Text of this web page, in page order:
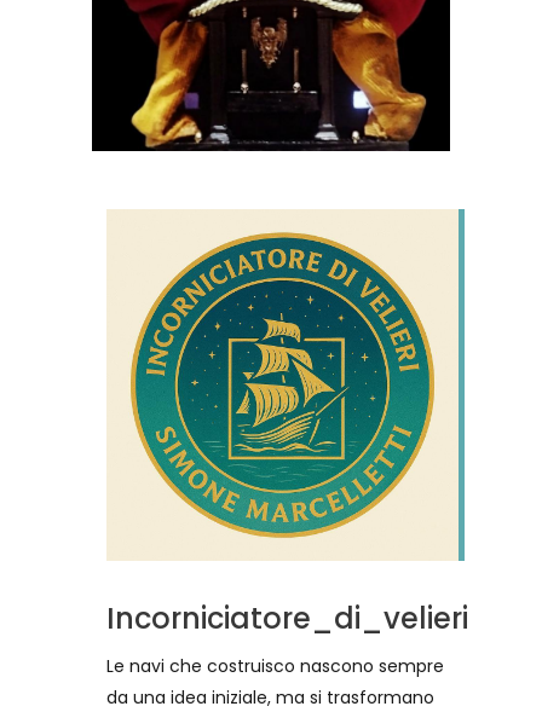
Incorniciatore_di_velieri
Le navi che costruisco nascono sempre
da una idea iniziale, ma si trasformano